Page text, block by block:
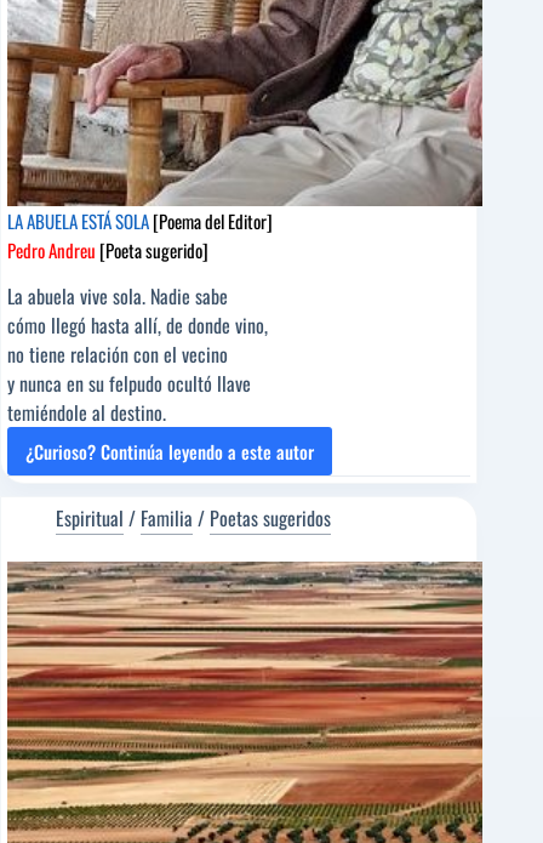
LA ABUELA ESTÁ SOLA[Poema del Editor]
Pedro Andreu [Poeta sugerido]
La abuela vive sola. Nadie sabe
cómo llegó hasta allí, de donde vino,
no tiene relación con el vecino
y nunca en su felpudo ocultó llave
temiéndole al destino.
¿Curioso? Continúa leyendo a este autor
LA
ESTÁ
SOLA
[Poema
del
Editor]
Pedro
Andreu
[Poeta
sugerido]
Espiritual / Familia / Poetas sugeridos